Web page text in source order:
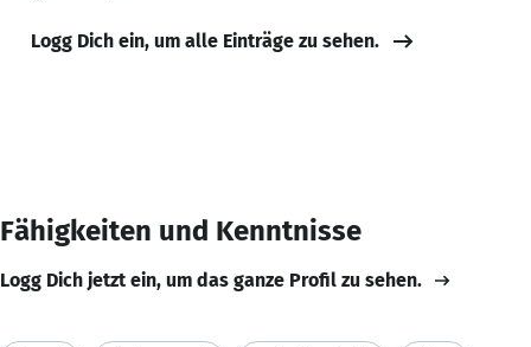
Logg Dich ein, um alle Einträge zu sehen.
Fähigkeiten und Kenntnisse
Logg Dich jetzt ein, um das ganze Profil zu sehen.